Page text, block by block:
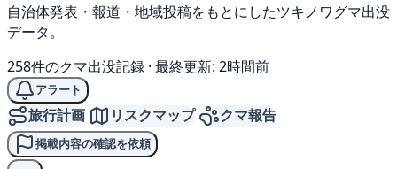
自治体発表・報道・地域投稿をもとにしたツキノワグマ出没
データ。
258件のクマ出没記録 · 最終更新: 2時間前
アラート
旅行計画 リスクマップ クマ報告
掲載内容の確認を依頼